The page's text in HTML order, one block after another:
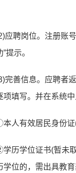
应聘岗位。注册账
提示。
完善信息。应聘者
项填写。并在系统中
人有效居民身份证
历学位证书(暂未
学位的，需出具教